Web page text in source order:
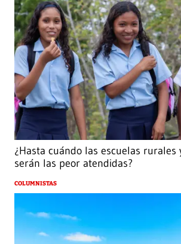
¿Hasta cuándo las escuelas rurales
serán las peor atendidas?
COLUMNISTAS